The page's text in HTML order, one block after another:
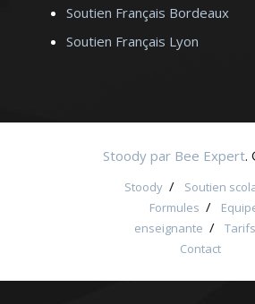
Soutien Français Bordeaux
Soutien Français Lyon
Stoody par Bee Expert.
Stoody / Soutien
Formules /
enseignante / Tarifs
Contact